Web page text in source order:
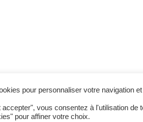
pour personnaliser votre navigation
accepter", vous consentez à l'utilisation
pour affiner votre choix.